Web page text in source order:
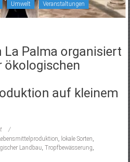
Umwelt Veranstaltungen
La Palma organisiert
ökologischen
auf kleinem
, lokale Sorten,
Landbau, Tropfbewässerung,